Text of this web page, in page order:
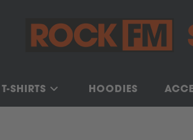
T-SHIRTS HOODIES